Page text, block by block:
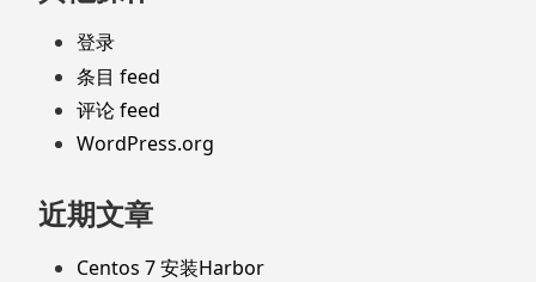
登录
条目 feed
评论 feed
WordPress.org
近期文章
Centos 7 安装Harbor